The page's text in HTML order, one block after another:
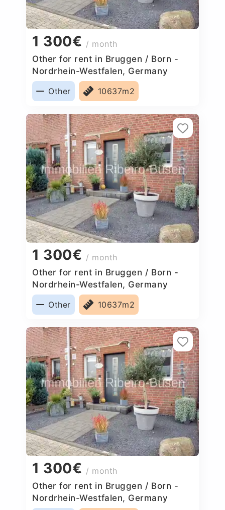
1 300€ / month
Other for rent in Bruggen / Born -
Nordrhein-Westfalen, Germany
Other
10637m2
1 300€ / month
Other for rent in Bruggen / Born -
Nordrhein-Westfalen, Germany
Other
10637m2
1 300€ / month
Other for rent in Bruggen / Born -
Nordrhein-Westfalen, Germany